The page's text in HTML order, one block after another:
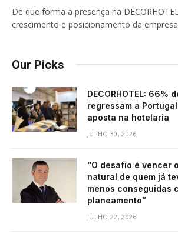
De que forma a presença na
crescimento e posicionamento da
Our Picks
DECORHOTEL: 66%
regressam a
aposta na hotelaria
JULHO 30, 2026
“O desafio é vencer
natural de quem já
menos conseguidas
planeamento”
JULHO 22, 2026